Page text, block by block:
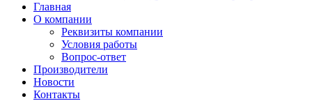
Главная
О компании
Реквизиты компании
Условия работы
Вопрос-ответ
Производители
Новости
Контакты